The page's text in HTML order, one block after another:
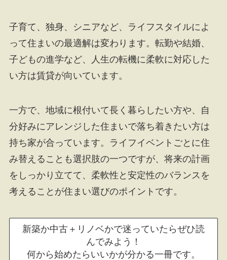
子育て、独身、シニアなど、ライフスタイルによ
って住まいの最適解は変わります。転勤や結婚、
子どもの進学など、人生の転機に柔軟に対応した
い方は賃貸が向いています。
一方で、地域に根付いて長く暮らしたい方や、自
分好みにアレンジした住まいで落ち着きたい方は
持ち家が合っています。ライフイベントごとに住
み替えることも選択肢の一つですが、将来の計画
をしっかり立てて、柔軟性と安定性のバランスを
考えることが住まい選びのポイントです。
新築か中古＋リノベかで迷っていたらぜひ読
んでみよう！
何から始めたらいいかが分かる一冊です。